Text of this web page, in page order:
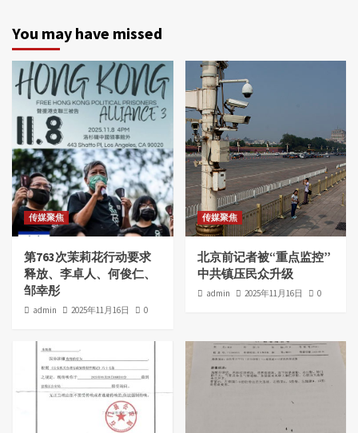
You may have missed
传媒聚焦
第763次茉莉花行动要求
释放、李卓人、何俊仁、
邹幸彤
admin 2025年11月16日 0
传媒聚焦
北京前记者被“重点监控”
中共镇压民众升级
admin 2025年11月16日 0